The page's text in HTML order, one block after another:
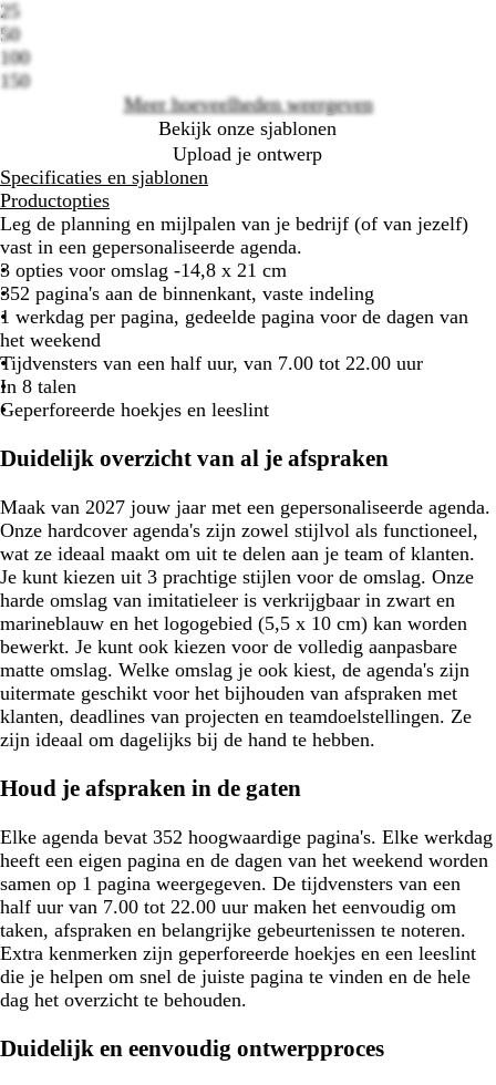
25
50
100
150
Meer hoeveelheden weergeven
Bekijk onze sjablonen
Upload je ontwerp
Specificaties en sjablonen
Productopties
Leg de planning en mijlpalen van je bedrijf (of van jezelf)
vast in een gepersonaliseerde agenda.
3 opties voor omslag -14,8 x 21 cm
352 pagina's aan de binnenkant, vaste indeling
1 werkdag per pagina, gedeelde pagina voor de dagen van
het weekend
Tijdvensters van een half uur, van 7.00 tot 22.00 uur
In 8 talen
Geperforeerde hoekjes en leeslint
Duidelijk overzicht van al je afspraken
Maak van 2027 jouw jaar met een gepersonaliseerde agenda.
Onze hardcover agenda's zijn zowel stijlvol als functioneel,
wat ze ideaal maakt om uit te delen aan je team of klanten.
Je kunt kiezen uit 3 prachtige stijlen voor de omslag. Onze
harde omslag van imitatieleer is verkrijgbaar in zwart en
marineblauw en het logogebied (5,5 x 10 cm) kan worden
bewerkt. Je kunt ook kiezen voor de volledig aanpasbare
matte omslag. Welke omslag je ook kiest, de agenda's zijn
uitermate geschikt voor het bijhouden van afspraken met
klanten, deadlines van projecten en teamdoelstellingen. Ze
zijn ideaal om dagelijks bij de hand te hebben.
Houd je afspraken in de gaten
Elke agenda bevat 352 hoogwaardige pagina's. Elke werkdag
heeft een eigen pagina en de dagen van het weekend worden
samen op 1 pagina weergegeven. De tijdvensters van een
half uur van 7.00 tot 22.00 uur maken het eenvoudig om
taken, afspraken en belangrijke gebeurtenissen te noteren.
Extra kenmerken zijn geperforeerde hoekjes en een leeslint
die je helpen om snel de juiste pagina te vinden en de hele
dag het overzicht te behouden.
Duidelijk en eenvoudig ontwerpproces